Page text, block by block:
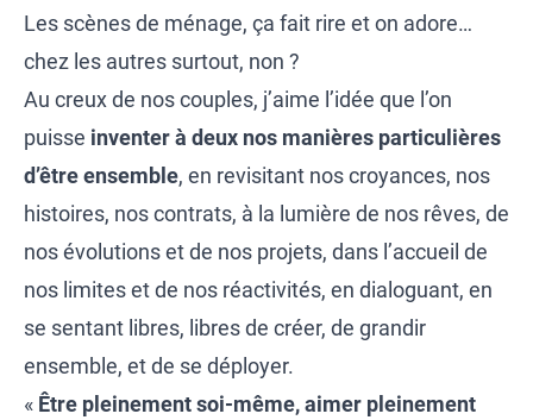
Les scènes de ménage, ça fait rire et on adore…
chez les autres surtout, non ?
Au creux de nos couples, j’aime l’idée que l’on
puisse inventer à deux nos manières particulières
d’être ensemble, en revisitant nos croyances, nos
histoires, nos contrats, à la lumière de nos rêves, de
nos évolutions et de nos projets, dans l’accueil de
nos limites et de nos réactivités, en dialoguant, en
se sentant libres, libres de créer, de grandir
ensemble, et de se déployer.
« Être pleinement soi-même, aimer pleinement